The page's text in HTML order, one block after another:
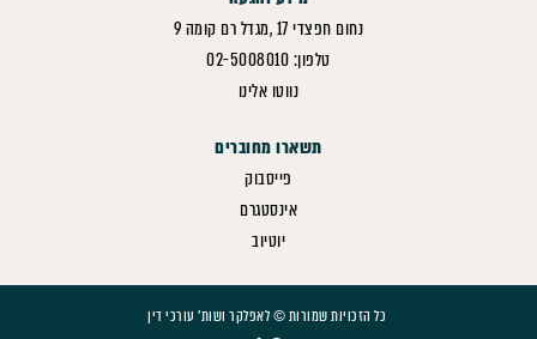
נחום חפצדי 17 ,מגדל רם קומה 9
טלפון: 02-5008010
נווטו אלינו
תשארו מחוברים
פייסבוק
אינסטגרם
יוטיוב